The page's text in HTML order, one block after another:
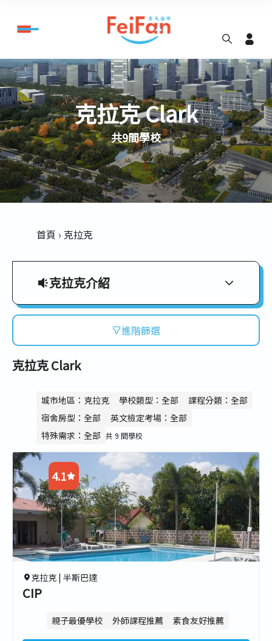
克拉克 Clark
共9間學校
首頁 克拉克
克拉克介紹
「外師資源最多的前美國空軍基地」
前為美國空軍基地，現在是菲律賓天使城的經
城市，克拉克是菲律賓經濟高度發展的地區。
這個城市遍佈美軍遺留的歷史痕跡，具有歷史
價值也肩負著豐富的文教資源。
克拉克語言學校的最大特色就是豐富的外籍教
師資源，讓學生能更多接觸到英文母語的使用
者，學習正規的美式英文。現在陸續有航空公
司開放直飛，讓克拉克成為許多學生的新選
擇！
進階篩選
克拉克 Clark
城市地區：克拉克 學校類型：全部
課程分類：全部
宿舍房型：全部
英文檢定考場：全部
特殊需求：全部 共 9 間學校
4.1
4.5
3.5
4.7
3.8
克拉克 | 半斯巴達
CIP
親子最優學校 外師課程推薦 素食友好推薦